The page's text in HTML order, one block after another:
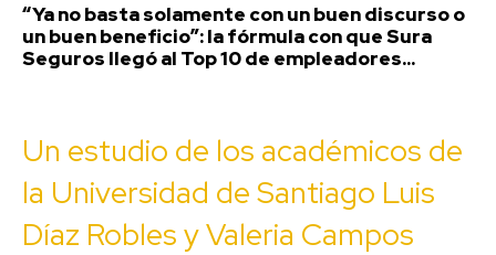
“Ya no basta solamente con un buen discurso o
un buen beneficio”: la fórmula con que Sura
Seguros llegó al Top 10 de empleadores...
Un estudio de los académicos de
la Universidad de Santiago Luis
Díaz Robles y Valeria Campos